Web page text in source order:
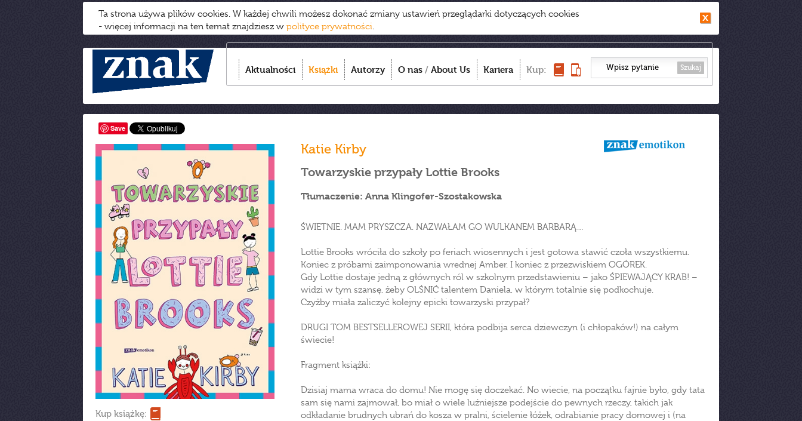
Ta strona używa plików cookies. W każdej chwili możesz dokonać zmiany ustawień przeglądarki dotyczących cookies
- więcej informacji na ten temat znajdziesz w polityce prywatności.
Aktualności Książki Autorzy O nas / About Us Kariera Kup: Szukaj
Save
Kup książkę:
Katie Kirby
Towarzyskie przypały Lottie Brooks
Tłumaczenie: Anna Klingofer-Szostakowska
ŚWIETNIE. MAM PRYSZCZA. NAZWAŁAM GO WULKANEM BARBARĄ…
Lottie Brooks wróciła do szkoły po feriach wiosennych i jest gotowa stawić czoła wszystkiemu.
Koniec z próbami zaimponowania wrednej Amber. I koniec z przezwiskiem OGÓREK.
Gdy Lottie dostaje jedną z głównych ról w szkolnym przedstawieniu – jako ŚPIEWAJĄCY KRAB! –
widzi w tym szansę, żeby OLŚNIĆ talentem Daniela, w którym totalnie się podkochuje.
Czyżby miała zaliczyć kolejny epicki towarzyski przypał?
DRUGI TOM BESTSELLEROWEJ SERII, która podbija serca dziewczyn (i chłopaków!) na całym
świecie!
Fragment książki:
Dzisiaj mama wraca do domu! Nie mogę się doczekać. No wiecie, na początku fajnie było, gdy tata
sam się nami zajmował, bo miał o wiele luźniejsze podejście do pewnych rzeczy, takich jak
odkładanie brudnych ubrań do kosza w pralni, ścielenie łóżek, odrabianie pracy domowej i (na